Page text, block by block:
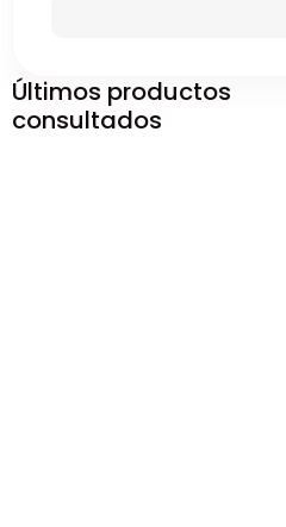
Últimos productos
consultados